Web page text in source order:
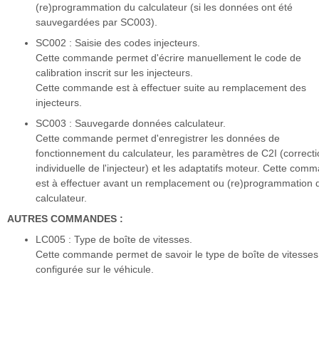
(re)programmation du calculateur (si les données ont été
sauvegardées par SC003).
SC002 : Saisie des codes injecteurs.
Cette commande permet d'écrire manuellement le code de
calibration inscrit sur les injecteurs.
Cette commande est à effectuer suite au remplacement des
injecteurs.
SC003 : Sauvegarde données calculateur.
Cette commande permet d'enregistrer les données de
fonctionnement du calculateur, les paramètres de C2I
individuelle de l'injecteur) et les adaptatifs moteur. Cette
est à effectuer avant un remplacement ou (re)programmation
calculateur.
AUTRES COMMANDES :
LC005 : Type de boîte de vitesses.
Cette commande permet de savoir le type de boîte de vitesses
configurée sur le véhicule.